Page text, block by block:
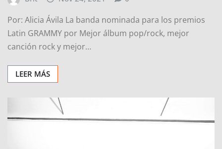
Por: Alicia Ávila La banda nominada para los premios
Latin GRAMMY por Mejor álbum pop/rock, mejor
canción rock y mejor…
LEER MÁS